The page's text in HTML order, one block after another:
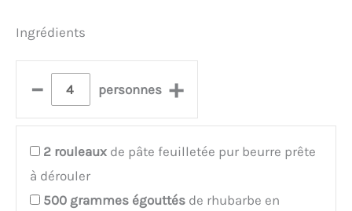
Ingrédients
– personnes +
2 rouleaux de pâte feuilletée pur beurre prête
à dérouler
500 grammes égouttés de rhubarbe en